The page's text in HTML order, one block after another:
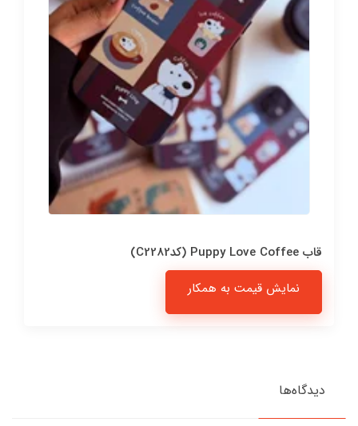
قاب Puppy Love Coffee (کدC2282)
نمایش قیمت به همکار
دیدگاه‌ها